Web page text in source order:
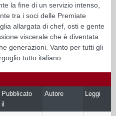
la fine di un servizio intenso,
tra i soci delle Premiate
allargata di chef, osti e gente
viscerale che è diventata
generazioni. Vanto per tutti gli
tutto italiano.
Pubblicato
il
Autore Leggi